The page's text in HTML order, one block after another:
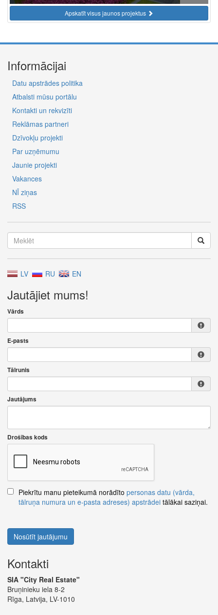
Apskatīt visus jaunos projektus
Informācijai
Datu apstrādes politika
Atbalsti mūsu portālu
Kontakti un rekvizīti
Reklāmas partneri
Dzīvokļu projekti
Par uzņēmumu
Jaunie projekti
Vakances
NĪ ziņas
RSS
LV RU EN
Jautājiet mums!
Vārds
E-pasts
Tālrunis
Jautājums
Drošības kods
Piekrītu manu pieteikumā norādīto personas datu (vārda,
tālruņa numura un e-pasta adreses) apstrādei tālākai saziņai.
Nosūtīt jautājumu
Kontakti
SIA "City Real Estate"
Bruņinieku iela 8-2
Rīga, Latvija, LV-1010